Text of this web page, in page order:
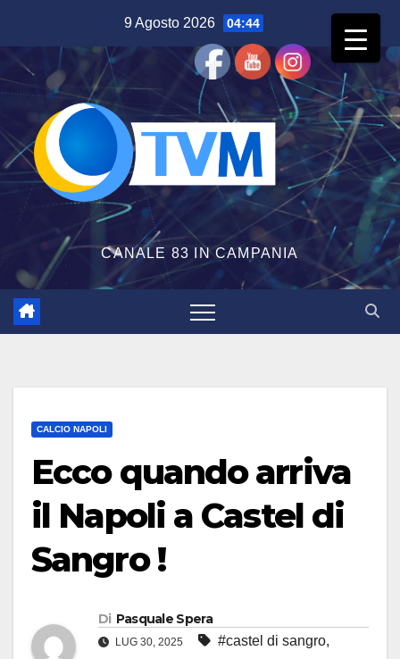
contenuto
9 Agosto 2026 04:44
CANALE 83 IN CAMPANIA
CALCIO NAPOLI
Ecco quando arriva
il Napoli a Castel di
Sangro !
Di Pasquale Spera
LUG 30, 2025 #castel di sangro,